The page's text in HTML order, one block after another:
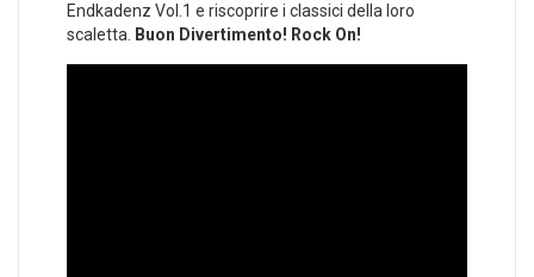
Endkadenz Vol.1 e riscoprire i classici della loro
scaletta.
Buon Divertimento! Rock On!